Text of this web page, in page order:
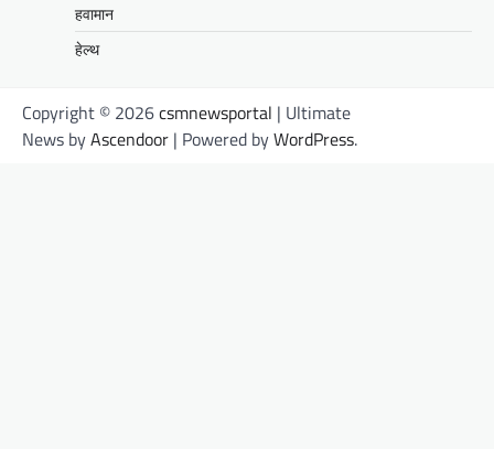
हवामान
हेल्थ
Copyright © 2026csmnewsportal | Ultimate
News byAscendoor | Powered byWordPress.